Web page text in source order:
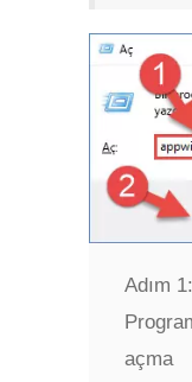
Adım 1:
açma